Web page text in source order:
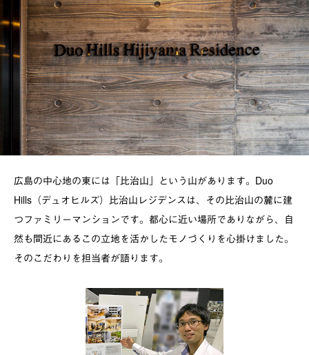
広島の中心地の東には「比治山」という山があります。Duo
Hills（デュオヒルズ）比治山レジデンスは、その比治山の麓に建
つファミリーマンションです。都心に近い場所でありながら、自
然も間近にあるこの立地を活かしたモノづくりを心掛けました。
そのこだわりを担当者が語ります。